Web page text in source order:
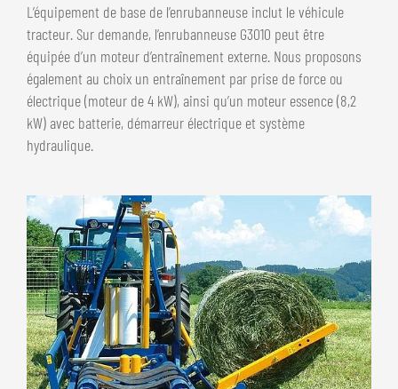
L’équipement de base de l’enrubanneuse inclut le véhicule
tracteur. Sur demande, l’enrubanneuse G3010 peut être
équipée d’un moteur d’entraînement externe. Nous proposons
également au choix un entraînement par prise de force ou
électrique (moteur de 4 kW), ainsi qu’un moteur essence (8,2
kW) avec batterie, démarreur électrique et système
hydraulique.